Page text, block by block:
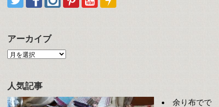
アーカイブ
人気記事
余り布でで